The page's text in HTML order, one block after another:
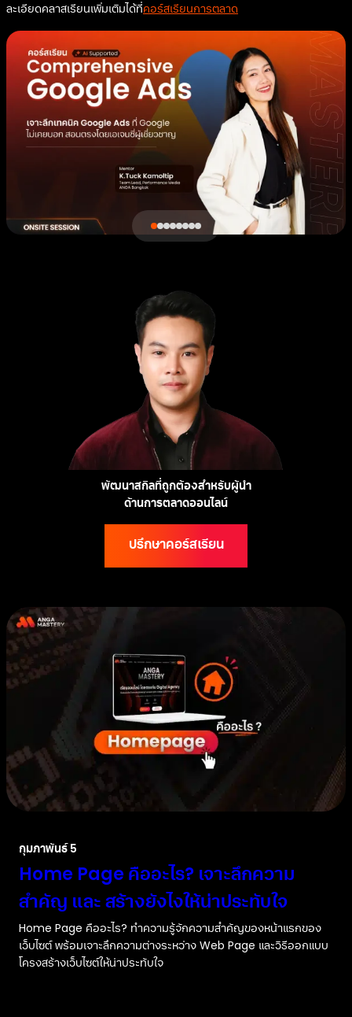
ละเอียดคลาสเรียนเพิ่มเติมได้ที่คอร์สเรียนการตลาด
พัฒนาสกิลที่ถูกต้องสำหรับผู้นำ
ด้านการตลาดออนไลน์
ปรึกษาคอร์สเรียน
กุมภาพันธ์ 5
Home Page คืออะไร? เจาะลึกความ
สำคัญ และ สร้างยังไงให้น่าประทับใจ
Home Page คืออะไร? ทำความรู้จักความสำคัญของหน้าแรกของ
เว็บไซต์ พร้อมเจาะลึกความต่างระหว่าง Web Page และวิธีออกแบบ
โครงสร้างเว็บไซต์ให้น่าประทับใจ